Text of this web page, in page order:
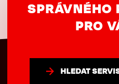
SPRÁVNÉHO
PRO
HLEDAT